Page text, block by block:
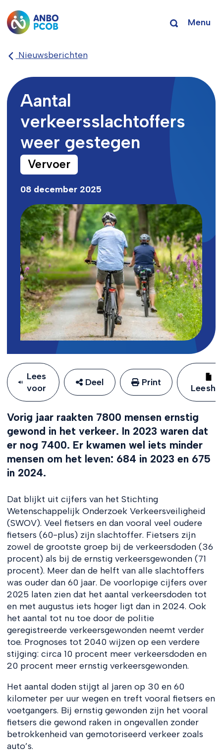
Menu
Nieuwsberichten
Aantal
verkeersslachtoffers
weer gestegen
Vervoer
08 december 2025
Lees
voor
Deel Print
Vorig jaar raakten 7800 mensen ernstig
gewond in het verkeer. In 2023 waren dat
er nog 7400. Er kwamen wel iets minder
mensen om het leven: 684 in 2023 en 675
in 2024.
Dat blijkt uit cijfers van het Stichting
Wetenschappelijk Onderzoek Verkeersveiligheid
(SWOV). Veel fietsers en dan vooral veel oudere
fietsers (60-plus) zijn slachtoffer. Fietsers zijn
zowel de grootste groep bij de verkeersdoden (36
procent) als bij de ernstig verkeersgewonden (71
procent). Meer dan de helft van alle slachtoffers
was ouder dan 60 jaar. De voorlopige cijfers over
2025 laten zien dat het aantal verkeersdoden tot
en met augustus iets hoger ligt dan in 2024. Ook
het aantal tot nu toe door de politie
geregistreerde verkeersgewonden neemt verder
toe. Prognoses tot 2040 wijzen op een verdere
stijging: circa 10 procent meer verkeersdoden en
20 procent meer ernstig verkeersgewonden.
Het aantal doden stijgt al jaren op 30 en 60
kilometer per uur wegen en treft vooral fietsers en
voetgangers. Bij ernstig gewonden zijn het vooral
fietsers die gewond raken in ongevallen zonder
betrokkenheid van gemotoriseerd verkeer zoals
auto’s.